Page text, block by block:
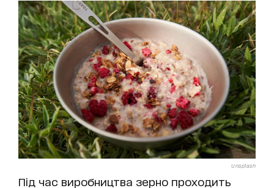
Unsplash
Під час виробництва зерно проходить